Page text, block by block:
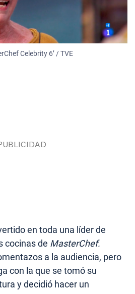
Celebrity 6’ / TVE
en toda una líder de
cocinas de MasterChef.
a la audiencia, pero
con la que se tomó su
y decidió hacer un